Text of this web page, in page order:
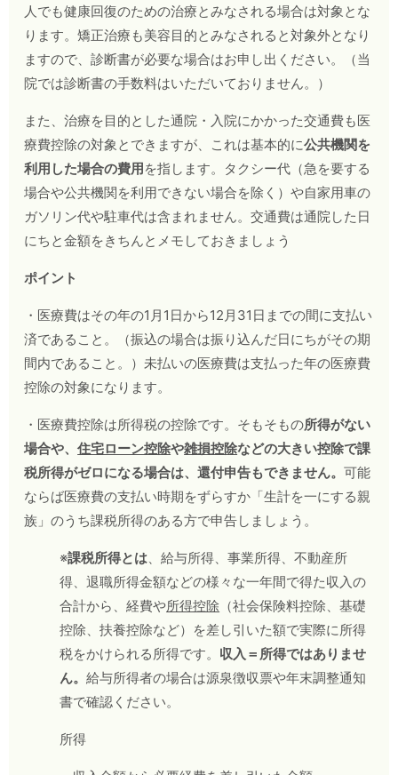
人でも健康回復のための治療とみなされる場合は対象とな
ります。矯正治療も美容目的とみなされると対象外となり
ますので、診断書が必要な場合はお申し出ください。（当
院では診断書の手数料はいただいておりません。）
また、治療を目的とした通院・入院にかかった交通費も医
療費控除の対象とできますが、これは基本的に公共機関を
利用した場合の費用を指します。タクシー代（急を要する
場合や公共機関を利用できない場合を除く）や自家用車の
ガソリン代や駐車代は含まれません。交通費は通院した日
にちと金額をきちんとメモしておきましょう
ポイント
・医療費はその年の1月1日から12月31日までの間に支払い
済であること。（振込の場合は振り込んだ日にちがその期
間内であること。）未払いの医療費は支払った年の医療費
控除の対象になります。
・医療費控除は所得税の控除です。そもそもの所得がない
場合や、住宅ローン控除や雑損控除などの大きい控除で課
税所得がゼロになる場合は、還付申告もできません。可能
ならば医療費の支払い時期をずらすか「生計を一にする親
族」のうち課税所得のある方で申告しましょう。
※課税所得とは 、給与所得、事業所得、不動産所
得、退職所得金額などの様々な一年間で得た収入の
合計から、経費や所得控除 （社会保険料控除、基礎
控除、扶養控除など）を差し引いた額で実際に所得
税をかけられる所得です。 収入＝所得ではありませ
ん。給与所得者の場合は源泉徴収票や年末調整通知
書で確認ください。
所得